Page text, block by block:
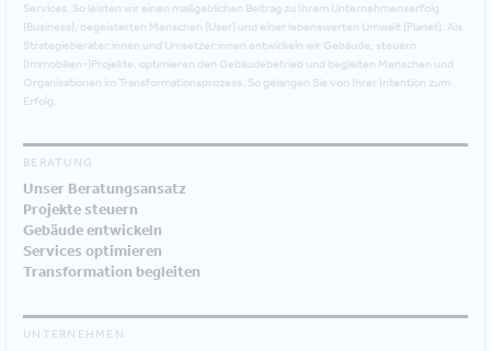
Services. So leisten wir einen maßgeblichen Beitrag zu Ihrem Unternehmenserfolg
(Business), begeisterten Menschen (User) und einer lebenswerten Umwelt (Planet). Als
Strategieberater:innen und Umsetzer:innen entwickeln wir Gebäude, steuern
(Immobilien-)Projekte, optimieren den Gebäudebetrieb und begleiten Menschen und
Organisationen im Transformationsprozess. So gelangen Sie von Ihrer Intention zum
Erfolg.
BERATUNG
Unser Beratungsansatz
Projekte steuern
Gebäude entwickeln
Services optimieren
Transformation begleiten
UNTERNEHMEN